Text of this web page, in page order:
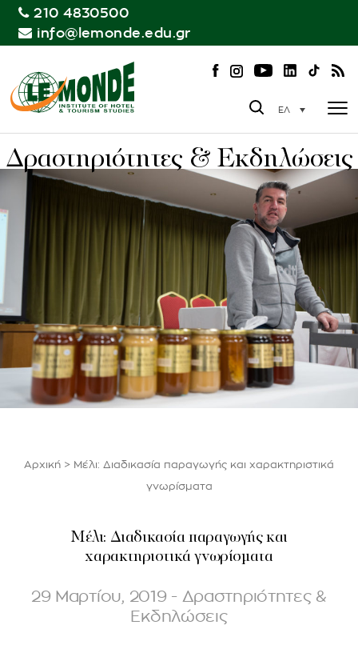
210 4830500
info@lemonde.edu.gr
ΕΛ
Δραστηριότητες & Εκδηλώσεις
Αρχική > Μέλι: Διαδικασία παραγωγής και χαρακτηριστικά
γνωρίσματα
Μέλι: Διαδικασία παραγωγής και
χαρακτηριστικά γνωρίσματα
29 Μαρτίου, 2019 - Δραστηριότητες &
Εκδηλώσεις